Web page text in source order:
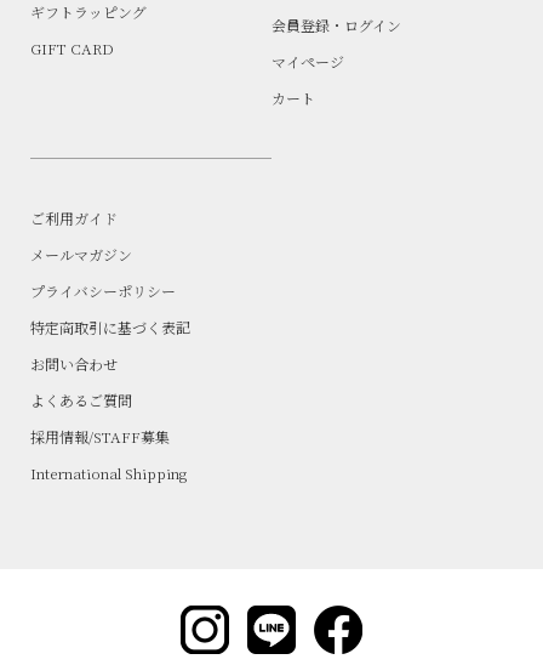
ギフトラッピング
GIFT CARD
会員登録・ログイン
マイページ
カート
ご利用ガイド
メールマガジン
プライバシーポリシー
特定商取引に基づく表記
お問い合わせ
よくあるご質問
採用情報/STAFF募集
International Shipping